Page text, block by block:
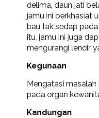
delima, daun jati
jamu ini berkhasiat
bau tak sedap
itu, jamu ini juga
mengurangi lendir
Kegunaan
Mengatasi
pada organ
Kandungan